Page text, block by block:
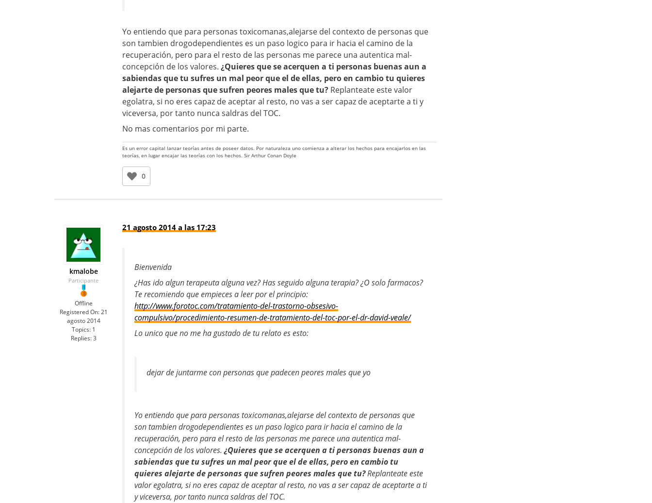
Yo entiendo que para personas toxicomanas,alejarse del contexto de personas que
son tambien drogodependientes es un paso logico para ir hacia el camino de la
recuperación, pero para el resto de las personas me parece una autentica mal-
concepción de los valores. ¿Quieres que se acerquen a ti personas buenas aun a
sabiendas que tu sufres un mal peor que el de ellas, pero en cambio tu quieres
alejarte de personas que sufren peores males que tu? Replanteate este valor
egolatra, si no eres capaz de aceptar al resto, no vas a ser capaz de aceptarte a ti y
viceversa, por tanto nunca saldras del TOC.
No mas comentarios por mi parte.
Es un error capital lanzar teorías antes de poseer datos. Por naturaleza uno comienza a alterar los hechos para encajarlos en las
teorías, en lugar encajar las teorías con los hechos. Sir Arthur Conan Doyle
0
kmalobe
Participante
Offline
Registered On: 21
agosto 2014
Topics: 1
Replies: 3
21 agosto 2014 a las 17:23
Bienvenida
¿Has ido algun terapeuta alguna vez? Has seguido alguna terapia? ¿O solo farmacos?
Te recomiendo que empieces a leer por el principio:
http://www.forotoc.com/tratamiento-del-trastorno-obsesivo-
compulsivo/procedimiento-resumen-de-tratamiento-del-toc-por-el-dr-david-veale/
Lo unico que no me ha gustado de tu relato es esto:
dejar de juntarme con personas que padecen peores males que yo
Yo entiendo que para personas toxicomanas,alejarse del contexto de personas que
son tambien drogodependientes es un paso logico para ir hacia el camino de la
recuperación, pero para el resto de las personas me parece una autentica mal-
concepción de los valores.¿Quieres que se acerquen a ti personas buenas aun a
sabiendas que tu sufres un mal peor que el de ellas, pero en cambio tu
quieres alejarte de personas que sufren peores males que tu?Replanteate este
valor egolatra, si no eres capaz de aceptar al resto, no vas a ser capaz de aceptarte a ti
y viceversa, por tanto nunca saldras del TOC.